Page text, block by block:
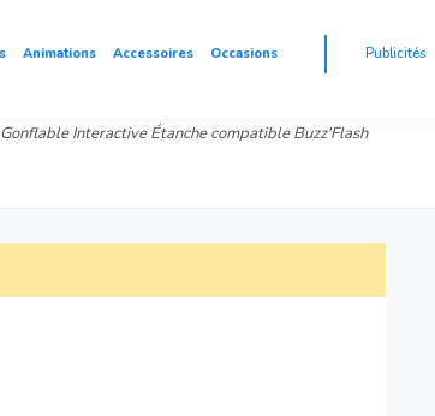
Animations Accessoires Occasions Publicités
Interactive Étanche compatible Buzz'Flash